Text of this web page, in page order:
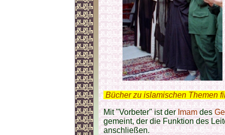
Bücher zu islamischen Themen
Mit "Vorbeter" ist derImamdes
gemeint, der die Funktion des
anschließen.